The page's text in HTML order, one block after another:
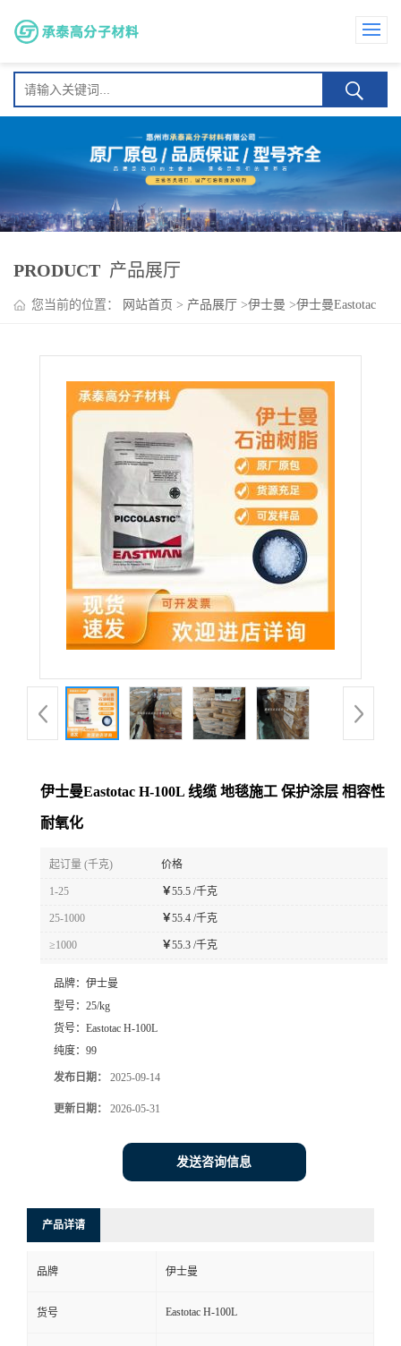
PRODUCT 产品展厅
您当前的位置： 网站首页 > 产品展厅 >伊士曼 >伊士曼Eastotac
伊士曼Eastotac H-100L 线缆 地毯施工 保护涂层 相容性
耐氧化
起订量 (千克) 价格
1-25 ￥55.5 /千克
25-1000 ￥55.4 /千克
≥1000 ￥55.3 /千克
品牌： 伊士曼
型号： 25/kg
货号： Eastotac H-100L
纯度： 99
发布日期： 2025-09-14
更新日期： 2026-05-31
发送咨询信息
产品详请
品牌 伊士曼
货号 Eastotac H-100L